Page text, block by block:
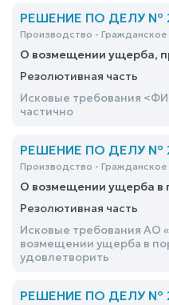
РЕШЕНИЕ ПО ДЕЛУ №
Производство - Гражданское
О возмещении ущерба,
Резолютивная часть
Исковые требования
частично
РЕШЕНИЕ ПО ДЕЛУ №
Производство - Гражданское
О возмещении ущерба в
Резолютивная часть
Исковые требования АО
возмещении ущерба в
удовлетворить
РЕШЕНИЕ ПО ДЕЛУ №